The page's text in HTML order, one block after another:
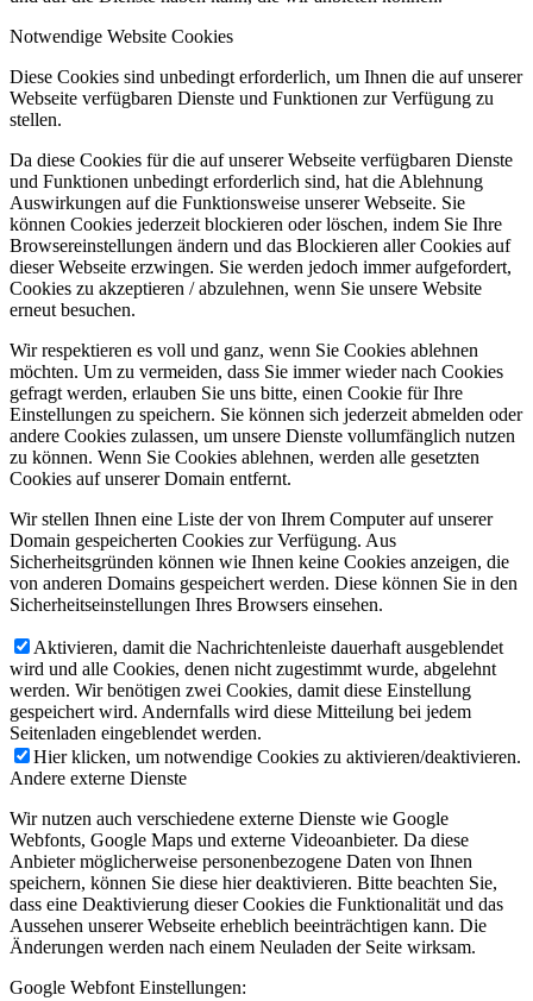
Notwendige Website Cookies
Diese Cookies sind unbedingt erforderlich, um Ihnen die auf unserer
Webseite verfügbaren Dienste und Funktionen zur Verfügung zu
stellen.
Da diese Cookies für die auf unserer Webseite verfügbaren Dienste
und Funktionen unbedingt erforderlich sind, hat die Ablehnung
Auswirkungen auf die Funktionsweise unserer Webseite. Sie
können Cookies jederzeit blockieren oder löschen, indem Sie Ihre
Browsereinstellungen ändern und das Blockieren aller Cookies auf
dieser Webseite erzwingen. Sie werden jedoch immer aufgefordert,
Cookies zu akzeptieren / abzulehnen, wenn Sie unsere Website
erneut besuchen.
Wir respektieren es voll und ganz, wenn Sie Cookies ablehnen
möchten. Um zu vermeiden, dass Sie immer wieder nach Cookies
gefragt werden, erlauben Sie uns bitte, einen Cookie für Ihre
Einstellungen zu speichern. Sie können sich jederzeit abmelden oder
andere Cookies zulassen, um unsere Dienste vollumfänglich nutzen
zu können. Wenn Sie Cookies ablehnen, werden alle gesetzten
Cookies auf unserer Domain entfernt.
Wir stellen Ihnen eine Liste der von Ihrem Computer auf unserer
Domain gespeicherten Cookies zur Verfügung. Aus
Sicherheitsgründen können wie Ihnen keine Cookies anzeigen, die
von anderen Domains gespeichert werden. Diese können Sie in den
Sicherheitseinstellungen Ihres Browsers einsehen.
Aktivieren, damit die Nachrichtenleiste dauerhaft ausgeblendet
wird und alle Cookies, denen nicht zugestimmt wurde, abgelehnt
werden. Wir benötigen zwei Cookies, damit diese Einstellung
gespeichert wird. Andernfalls wird diese Mitteilung bei jedem
Seitenladen eingeblendet werden.
Hier klicken, um notwendige Cookies zu aktivieren/deaktivieren.
Andere externe Dienste
Wir nutzen auch verschiedene externe Dienste wie Google
Webfonts, Google Maps und externe Videoanbieter. Da diese
Anbieter möglicherweise personenbezogene Daten von Ihnen
speichern, können Sie diese hier deaktivieren. Bitte beachten Sie,
dass eine Deaktivierung dieser Cookies die Funktionalität und das
Aussehen unserer Webseite erheblich beeinträchtigen kann. Die
Änderungen werden nach einem Neuladen der Seite wirksam.
Google Webfont Einstellungen: